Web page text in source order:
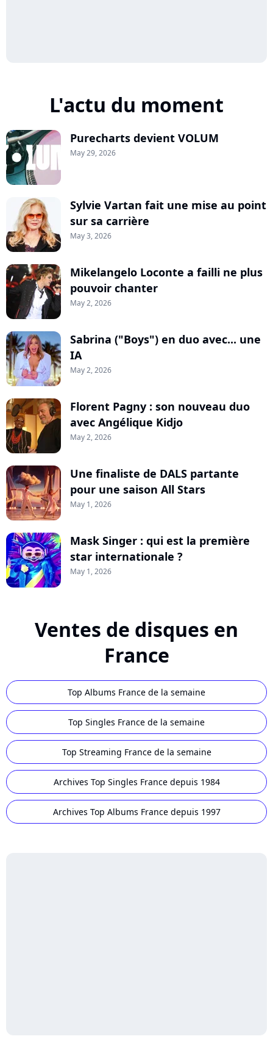
L'actu du moment
Purecharts devient VOLUM
May 29, 2026
Sylvie Vartan fait une mise au point
sur sa carrière
May 3, 2026
Mikelangelo Loconte a failli ne plus
pouvoir chanter
May 2, 2026
Sabrina ("Boys") en duo avec... une
IA
May 2, 2026
Florent Pagny : son nouveau duo
avec Angélique Kidjo
May 2, 2026
Une finaliste de DALS partante
pour une saison All Stars
May 1, 2026
Mask Singer : qui est la première
star internationale ?
May 1, 2026
Ventes de disques en
France
Top Albums France de la semaine
Top Singles France de la semaine
Top Streaming France de la semaine
Archives Top Singles France depuis 1984
Archives Top Albums France depuis 1997